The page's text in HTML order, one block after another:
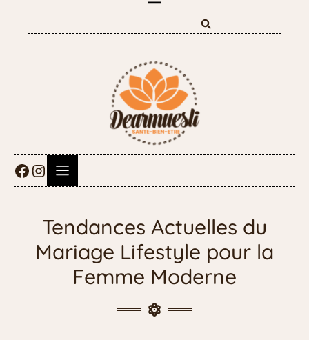
Tendances Actuelles du
Mariage Lifestyle pour la
Femme Moderne